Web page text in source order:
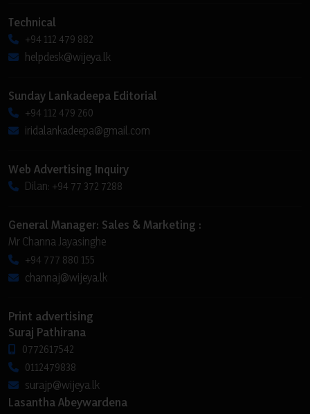
Technical
+94 112 479 882
helpdesk@wijeya.lk
Sunday Lankadeepa Editorial
+94 112 479 260
iridalankadeepa@gmail.com
Web Advertising Inquiry
Dilan: +94 77 372 7288
General Manager: Sales & Marketing :
Mr Channa Jayasinghe
+94 777 880 155
channaj@wijeya.lk
Print advertising
Suraj Pathirana
0772617542
0112479838
surajp@wijeya.lk
Lasantha Abeywardena